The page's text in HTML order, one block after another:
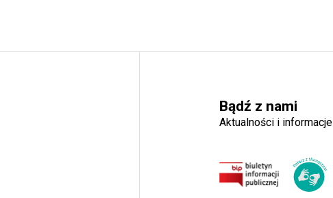
Bądź z nami
Aktualności i informacje